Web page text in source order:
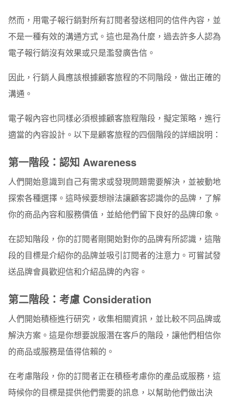
然而，用電子報行銷對所有訂閱者發送相同的信件內容，並
不是一種有效的溝通方式。這也是為什麼，過去許多人認為
電子報行銷沒有效果或只是濫發廣告信。
因此，行銷人員應該根據顧客旅程的不同階段，做出正確的
溝通。
電子報內容也同樣必須根據顧客旅程階段，擬定策略，進行
適當的內容設計。以下是顧客旅程的四個階段的詳細說明：
第一階段：認知 Awareness
人們開始意識到自己有需求或發現問題需要解決，並被動地
探索各種選擇。這時候要想辦法讓顧客認識你的品牌，了解
你的商品內容和服務價值，並給他們留下良好的品牌印象。
在認知階段，你的訂閱者剛開始對你的品牌有所認識，這階
段的目標是介紹你的品牌並吸引訂閱者的注意力。可嘗試發
送品牌會員歡迎信和介紹品牌的內容。
第二階段：考慮 Consideration
人們開始積極進行研究，收集相關資訊，並比較不同品牌或
解決方案。這是你想要說服潛在客戶的階段，讓他們相信你
的商品或服務是值得信賴的。
在考慮階段，你的訂閱者正在積極考慮你的產品或服務，這
時候你的目標是提供他們需要的訊息，以幫助他們做出決